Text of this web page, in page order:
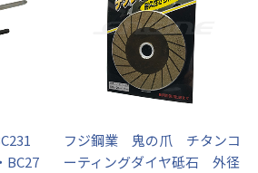
BC27
フジ鋼業 鬼の爪 チタンコ
ーティングダイヤ砥石 外径